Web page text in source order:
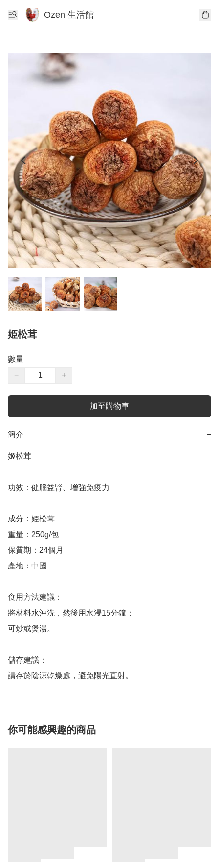
Ozen 生活館
姫松茸
數量
−
+
加至購物車
簡介 −
姬松茸
功效：健腦益腎、增強免疫力
成分：姫松茸
重量：250g/包
保質期：24個月
產地：中國
食用方法建議：
將材料水沖洗，然後用水浸15分鐘；
可炒或煲湯。
儲存建議：
請存於陰涼乾燥處，避免陽光直射。
你可能感興趣的商品